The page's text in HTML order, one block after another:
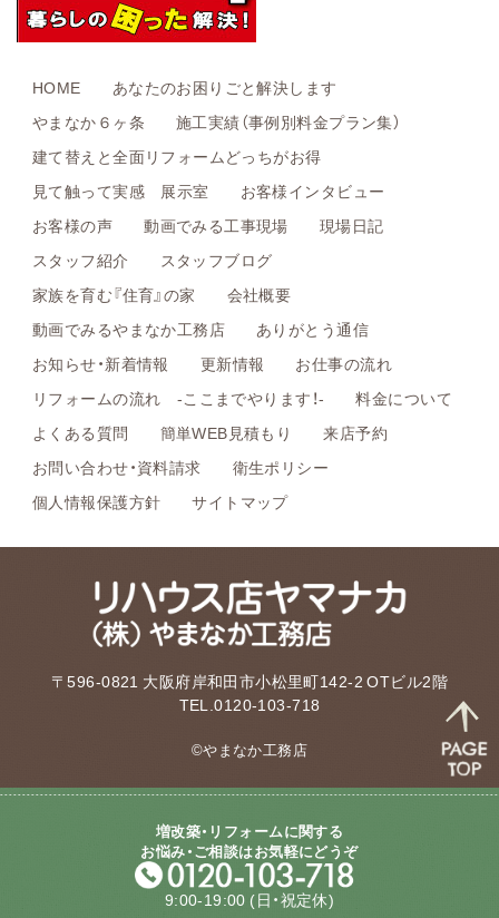
HOME
あなたのお困りごと解決します
やまなか６ヶ条
施工実績（事例別料金プラン集）
建て替えと全面リフォームどっちがお得
見て触って実感 展示室
お客様インタビュー
お客様の声
動画でみる工事現場
現場日記
スタッフ紹介
スタッフブログ
家族を育む『住育』の家
会社概要
動画でみるやまなか工務店
ありがとう通信
お知らせ・新着情報
更新情報
お仕事の流れ
リフォームの流れ -ここまでやります！-
料金について
よくある質問
簡単WEB見積もり
来店予約
お問い合わせ・資料請求
衛生ポリシー
個人情報保護方針
サイトマップ
〒596-0821 大阪府岸和田市小松里町142-2 OTビル2階
TEL.0120-103-718
©やまなか工務店
増改築・リフォームに関する
お悩み・ご相談はお気軽にどうぞ
9:00-19:00 (日・祝定休)